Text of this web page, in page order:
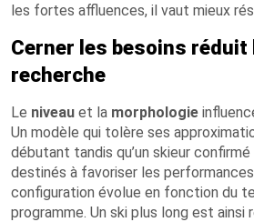
les fortes affluences, il vaut mieux
Cerner les besoins réduit
recherche
Le niveau et la morphologie
Un modèle qui tolère ses
débutant tandis qu’un skieur
destinés à favoriser les
configuration évolue en fonction du
programme. Un ski plus long est ainsi